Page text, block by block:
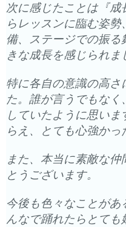
次に感じたことは『
らレッスンに臨む姿
備、ステージでの振
きな成長を感じられま
特に各自の意識の高さ
た。誰が言うでもな
していたように思い
らえ、とても心強かっ
また、本当に素敵な
とうございます。
今後も色々なことが
んなで踊れたらとても